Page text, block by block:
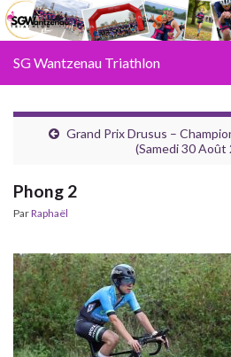
SG Wantzenau Triathlon
Grand Prix Drusus –
(Samedi 30 Août
Phong 2
ParRaphaël